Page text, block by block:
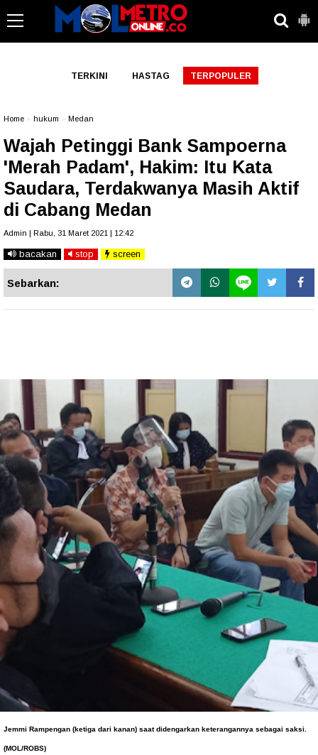
TERKINI HASTAG TERPOPULER
Home hukum Medan
Wajah Petinggi Bank Sampoerna
'Merah Padam', Hakim: Itu Kata
Saudara, Terdakwanya Masih Aktif
di Cabang Medan
Admin | Rabu, 31 Maret 2021 | 12:42
bacakan stop screen
Sebarkan:
Jemmi Rampengan (ketiga dari kanan) saat didengarkan keterangannya sebagai saksi.
(MOL/ROBS)